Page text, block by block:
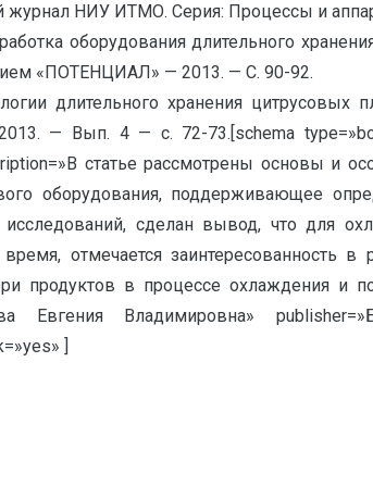
НИУ ИТМО. Серия: Процессы и
оборудования длительного
«ПОТЕНЦИАЛ» — 2013. — С. 90-92.
длительного хранения
— Вып. 4 — с. 72-73.[schema
статье рассмотрены основы и
оборудования, поддерживающее
исследований, сделан вывод, что для
отмечается заинтересованность
продуктов в процессе охлаждения и
Евгения Владимировна»
]